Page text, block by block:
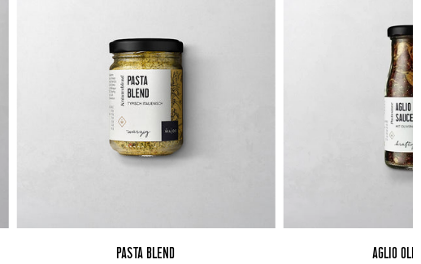
PASTA BLEND AGLIO